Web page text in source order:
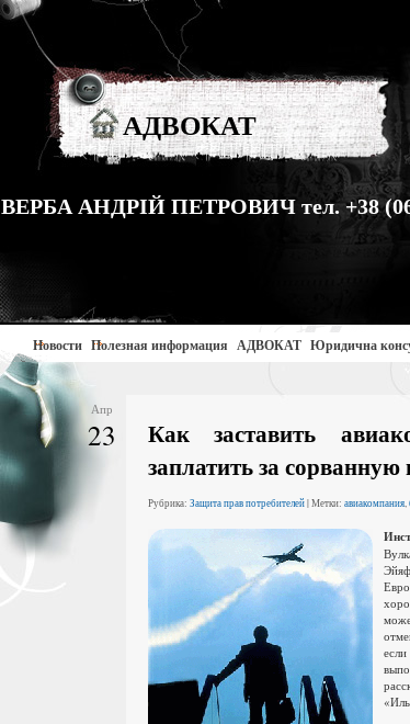
АДВОКАТ
ВЕРБА АНДРІЙ ПЕТРОВИЧ тел. +38
Новости Полезная информация АДВОКАТ Юридична
Апр
23
Как заставить
заплатить за сорванную
Рубрика: Защита прав потребителей| Метки: авиакомпания,